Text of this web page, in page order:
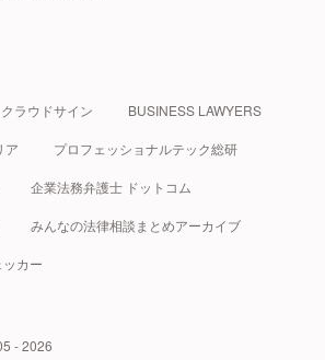
クラウドサイン BUSINESS LAWYERS
ア プロフェッショナルテック総研
企業法務弁護士 ドットコム
みんなの法律相談まとめアーカイブ
カー
- 2026